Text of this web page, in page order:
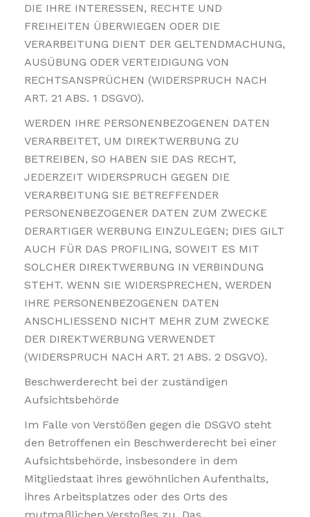
DIE IHRE INTERESSEN, RECHTE UND
FREIHEITEN ÜBERWIEGEN ODER DIE
VERARBEITUNG DIENT DER GELTENDMACHUNG,
AUSÜBUNG ODER VERTEIDIGUNG VON
RECHTSANSPRÜCHEN (WIDERSPRUCH NACH
ART. 21 ABS. 1 DSGVO).
WERDEN IHRE PERSONENBEZOGENEN DATEN
VERARBEITET, UM DIREKTWERBUNG ZU
BETREIBEN, SO HABEN SIE DAS RECHT,
JEDERZEIT WIDERSPRUCH GEGEN DIE
VERARBEITUNG SIE BETREFFENDER
PERSONENBEZOGENER DATEN ZUM ZWECKE
DERARTIGER WERBUNG EINZULEGEN; DIES GILT
AUCH FÜR DAS PROFILING, SOWEIT ES MIT
SOLCHER DIREKTWERBUNG IN VERBINDUNG
STEHT. WENN SIE WIDERSPRECHEN, WERDEN
IHRE PERSONENBEZOGENEN DATEN
ANSCHLIESSEND NICHT MEHR ZUM ZWECKE
DER DIREKTWERBUNG VERWENDET
(WIDERSPRUCH NACH ART. 21 ABS. 2 DSGVO).
Beschwerderecht bei der zuständigen
Aufsichtsbehörde
Im Falle von Verstößen gegen die DSGVO steht
den Betroffenen ein Beschwerderecht bei einer
Aufsichtsbehörde, insbesondere in dem
Mitgliedstaat ihres gewöhnlichen Aufenthalts,
ihres Arbeitsplatzes oder des Orts des